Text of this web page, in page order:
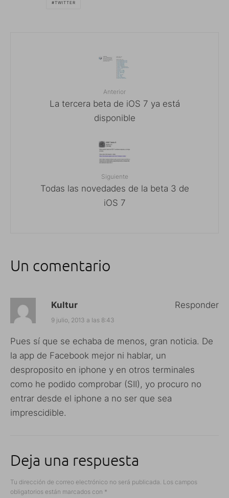
TWITTER
Anterior
La tercera beta de iOS 7 ya está
disponible
Siguiente
Todas las novedades de la beta 3 de
iOS 7
Un comentario
Kultur
9 julio, 2013 a las 8:43
Pues sí que se echaba de menos, gran noticia. De
la app de Facebook mejor ni hablar, un
desproposito en iphone y en otros terminales
como he podido comprobar (SII), yo procuro no
entrar desde el iphone a no ser que sea
imprescidible.
Responder
Deja una respuesta
Tu dirección de correo electrónico no será publicada. Los campos
obligatorios están marcados con *